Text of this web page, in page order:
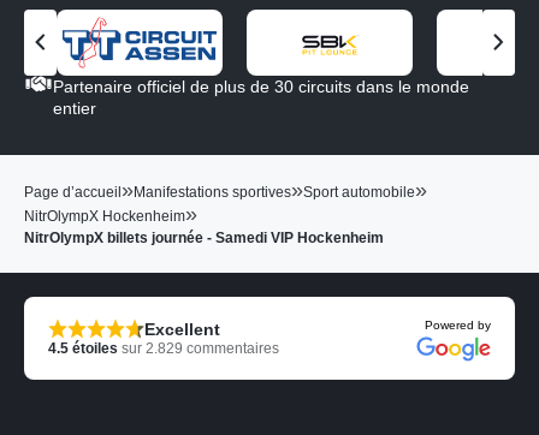
V
o
p
a
r
t
e
V
o
t
e
Partenaire officiel de plus de 30 circuits dans le monde
entier
Page d’accueil»Manifestations sportives»Sport automobile»
NitrOlympX Hockenheim»
NitrOlympX billets journée - Samedi VIP Hockenheim
Excellent
4.5 étoiles sur 2.829 commentaires
Powered by